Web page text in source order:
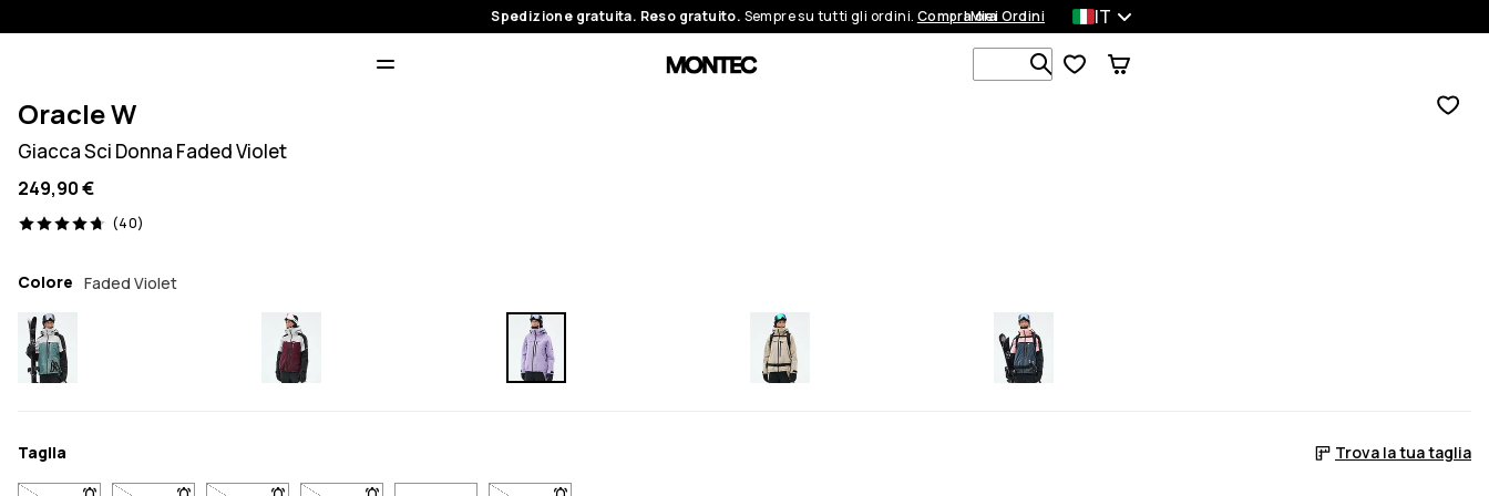
Spedizione gratuita. Reso gratuito. Sempre su tutti gli ordini. Compra oraI Miei Ordini IT
Cerca tra 1 000+ prodotti
Oracle W
Giacca Sci Donna Faded Violet
249,90 €
(40)
40 recensioni, 4.7/5
Colore Faded Violet
Taglia Trova la tua taglia